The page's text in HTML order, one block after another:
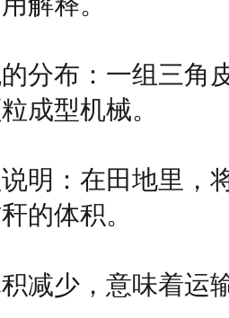
布：一组三角
成型机械。
：在田地里，
的体积。
少，意味着运